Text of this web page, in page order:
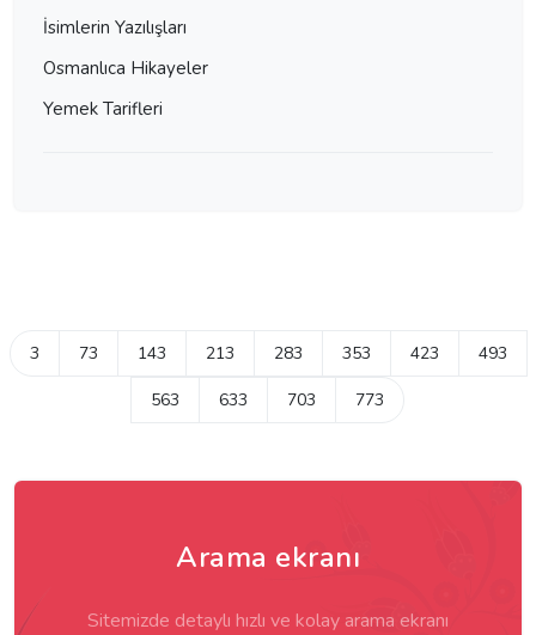
İsimlerin Yazılışları
Osmanlıca Hikayeler
Yemek Tarifleri
3 73 143 213 283 353 423 493
563 633 703 773
Arama ekranı
Sitemizde detaylı hızlı ve kolay arama ekranı